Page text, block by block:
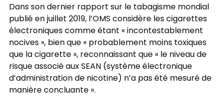
Dans son dernier rapport sur le tabagisme mondial
pu­blié en juillet 2019, l’OMS considère les cigarettes
élec­troniques comme étant « incontestablement
nocives », bien que « probablement moins toxiques
que la ciga­rette », reconnaissant que « le niveau de
risque associé aux SEAN (système électronique
d’administration de ni­cotine) n’a pas été mesuré de
manière concluante ».